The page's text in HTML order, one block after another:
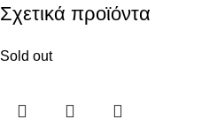
Σχετικά προϊόντα
Sold out